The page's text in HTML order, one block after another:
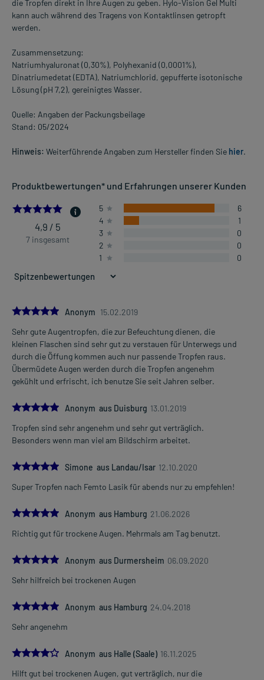
die Tropfen direkt in Ihre Augen zu geben. Hylo-Vision Gel Multi
kann auch während des Tragens von Kontaktlinsen getropft
werden.
Zusammensetzung:
Natriumhyaluronat (0,30%), Polyhexanid (0,0001%),
Dinatriumedetat (EDTA), Natriumchlorid, gepufferte isotonische
Lösung (pH 7,2), gereinigtes Wasser.
Quelle: Angaben der Packungsbeilage
Stand: 05/2024
Hinweis: Weiterführende Angaben zum Hersteller finden Sie hier.
Produktbewertungen* und Erfahrungen unserer Kunden
4.857142857142857
4,9 / 5
7 insgesamt
5
6
4
1
3
0
2
0
1
0
5.0Anonym 15.02.2019
Sehr gute Augentropfen, die zur Befeuchtung dienen, die
kleinen Flaschen sind sehr gut zu verstauen für Unterwegs und
durch die Öffung kommen auch nur passende Tropfen raus.
Übermüdete Augen werden durch die Tropfen angenehm
gekühlt und erfrischt, ich benutze Sie seit Jahren selber.
5.0Anonym aus Duisburg 13.01.2019
Tropfen sind sehr angenehm und sehr gut verträglich.
Besonders wenn man viel am Bildschirm arbeitet.
5.0
Simone aus Landau/Isar 12.10.2020
Super Tropfen nach Femto Lasik für abends nur zu empfehlen!
5.0Anonym aus Hamburg 21.06.2026
Richtig gut für trockene Augen. Mehrmals am Tag benutzt.
5.0Anonym aus Durmersheim 06.09.2020
Sehr hilfreich bei trockenen Augen
5.0Anonym aus Hamburg 24.04.2018
Sehr angenehm
4.0Anonym aus Halle (Saale) 16.11.2025
Hilft gut bei trockenen Augen, gut verträglich, nur die